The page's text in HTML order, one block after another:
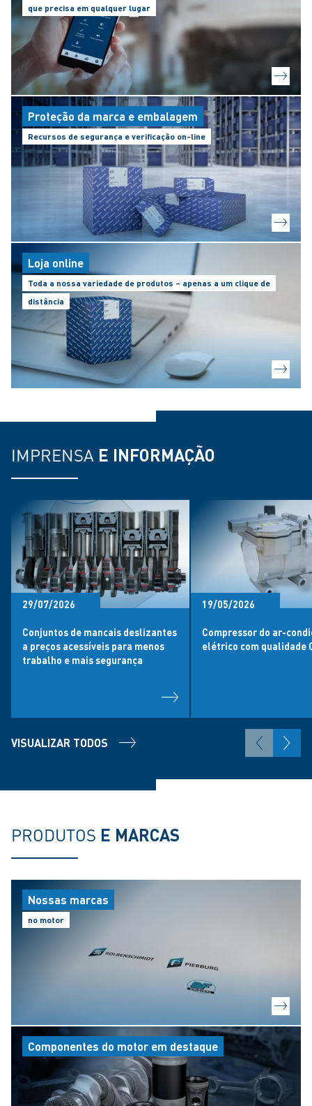
que precisa em qualquer lugar
Proteção da marca e embalagem
Recursos de segurança e verificação on-line
Loja online
Toda a nossa variedade de produtos – apenas a um clique de
distância
IMPRENSA E INFORMAÇÃO
29/07/2026
Conjuntos de mancais deslizantes
a preços acessíveis para menos
trabalho e mais segurança
19/05/2026
Compressor do ar-
elétrico com qualidade
VISUALIZAR TODOS
PRODUTOS E MARCAS
Nossas marcas
no motor
Componentes do motor em destaque